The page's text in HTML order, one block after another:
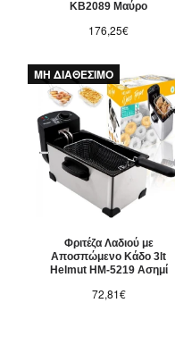
KB2089 Μαύρο
176,25€
ΜΗ ΔΙΑΘΕΣΙΜΟ
Φριτέζα Λαδιού με
Αποσπώμενο Κάδο 3lt
Helmut HM-5219 Ασημί
72,81€